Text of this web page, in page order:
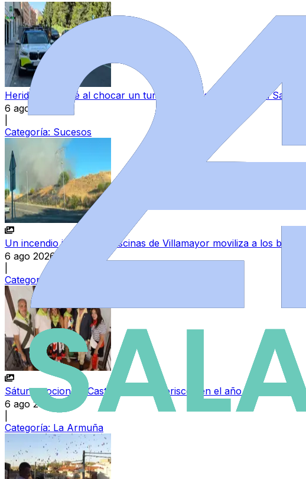
Herida una bebé al chocar un turismo contra su carrito en
6 ago 2026
Categoría: Sucesos
Un incendio junto a las piscinas de Villamayor moviliza a los
6 ago 2026
Categoría:
Sátur emociona a Castellanos de Moriscos en el año de su
6 ago 2026
Categoría: La Armuña